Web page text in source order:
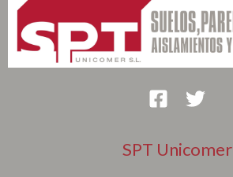
SPT Unicomer